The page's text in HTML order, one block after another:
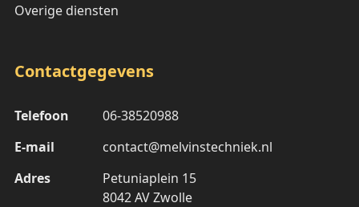
Overige diensten
Contactgegevens
Telefoon
06-38520988
E-mail
contact@melvinstechniek.nl
Adres
Petuniaplein 15
8042 AV Zwolle